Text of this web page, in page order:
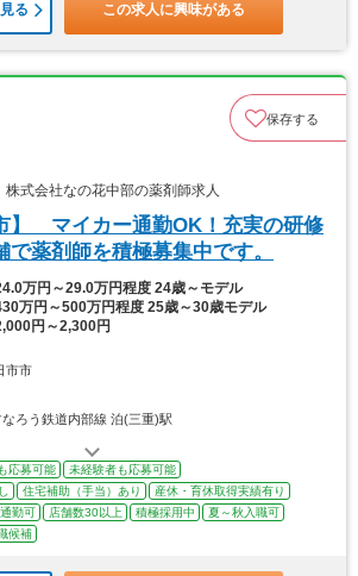
る この求人に興味がある
保存する
式会社なの花中部の薬剤師求人
】 マイカー通勤OK！充実の研修
薬剤師を積極募集中です。
万円～29.0万円程度 24歳～モデル
万円～500万円程度 25歳～30歳モデル
円～2,300円
市市
ろう鉄道内部線 泊(三重)駅
応募可能
未経験者も応募可能
住宅補助（手当）あり
産休・育休取得実績有り
勤可 店舗数30以上 積極採用中
夏～秋入職可
候補